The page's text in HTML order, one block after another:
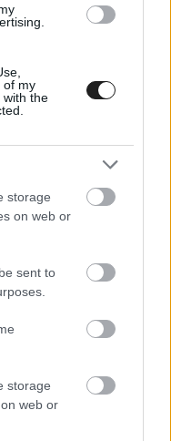
of my
with the
storage
on web or
sent to
storage
web or
az első
ezt követően